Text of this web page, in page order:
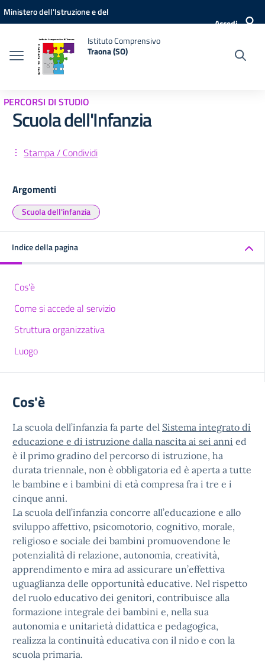
Vai ai contenuti
Vai al menu di navigazione
Vai al footer
Ministero dell'Istruzione e del
Accedi
Istituto Comprensivo
Traona (SO)
PERCORSI DI STUDIO
Scuola dell'Infanzia
Stampa / Condividi
Argomenti
Scuola dell'infanzia
Indice della pagina
Cos'è
Come si accede al servizio
Struttura organizzativa
Luogo
Cos'è
La scuola dell’infanzia fa parte del Sistema integrato di
educazione e di istruzione dalla nascita ai sei anni ed
è il primo gradino del percorso di istruzione, ha
durata triennale, non è obbligatoria ed è aperta a tutte
le bambine e i bambini di età compresa fra i tre e i
cinque anni.
La scuola dell’infanzia concorre all’educazione e allo
sviluppo affettivo, psicomotorio, cognitivo, morale,
religioso e sociale dei bambini promuovendone le
potenzialità di relazione, autonomia, creatività,
apprendimento e mira ad assicurare un’effettiva
uguaglianza delle opportunità educative. Nel rispetto
del ruolo educativo dei genitori, contribuisce alla
formazione integrale dei bambini e, nella sua
autonomia e unitarietà didattica e pedagogica,
realizza la continuità educativa con il nido e con la
scuola primaria.